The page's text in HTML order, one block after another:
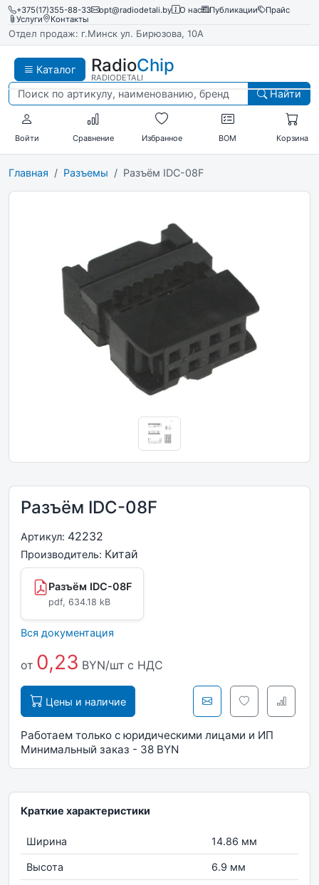
+375(17)355-88-33 opt@radiodetali.by О нас Публикации
Прайс
Услуги
Контакты
Отдел продаж: г.Минск ул. Бирюзова, 10А
Каталог RadioChip
RADIODETALI
Найти
Войти Сравнение Избранное BOM Корзина
Главная Разъемы Разъём IDC-08F
Разъём IDC-08F
Артикул: 42232
Производитель: Китай
Разъём IDC-08F
pdf, 634.18 kB
Вся документация
от 0,23 BYN/шт с НДС
Цены и наличие
Работаем только с юридическими лицами и ИП
Минимальный заказ - 38 BYN
Краткие характеристики
Ширина 14.86 мм
Высота 6.9 мм